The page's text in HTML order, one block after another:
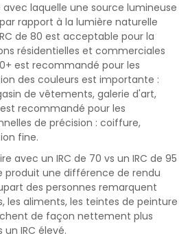
avec laquelle une source lumineuse
rapport à la lumière naturelle
de 80 est acceptable pour la
résidentielles et commerciales
est recommandé pour les
des couleurs est importante :
de vêtements, galerie d'art,
est recommandé pour les
de précision : coiffure,
fine.
avec un IRC de 70 vs un IRC de 95
produit une différence de rendu
des personnes remarquent
les aliments, les teintes de peinture
de façon nettement plus
IRC élevé.